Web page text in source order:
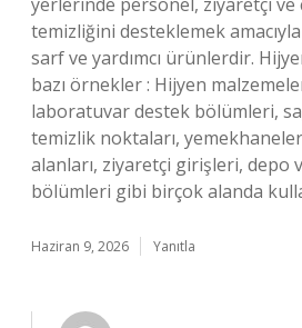
temizliğini desteklemek
sarf ve yardımcı ürünlerdir.
bazı örnekler : Hijyen
laboratuvar destek bölümleri,
temizlik noktaları,
alanları, ziyaretçi girişleri, depo
bölümleri gibi birçok alanda
Haziran 9, 2026 Yanıtla